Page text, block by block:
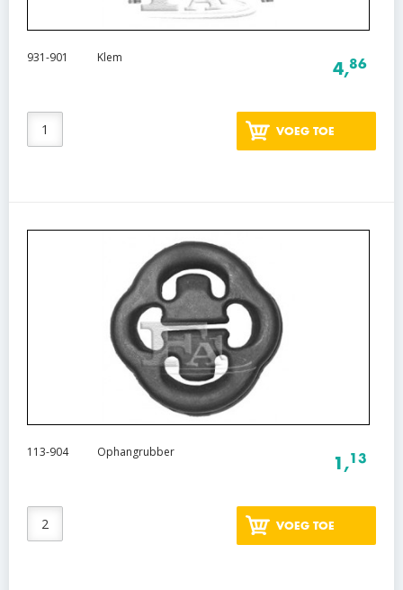
931-901 Klem
4,86
VOEG TOE
113-904 Ophangrubber
1,13
VOEG TOE